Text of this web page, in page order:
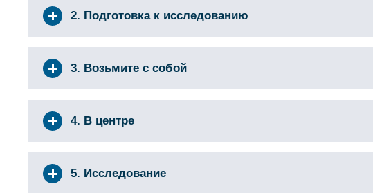
2. Подготовка к исследованию
3. Возьмите с собой
4. В центре
5. Исследование